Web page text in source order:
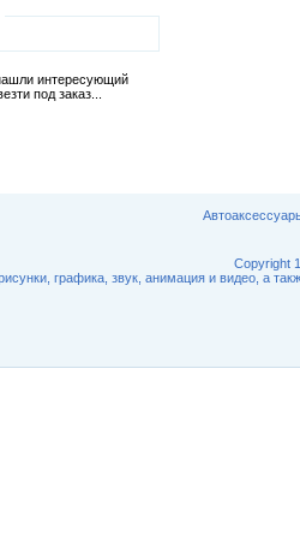
интересующий
под заказ...
Copyright
графика, звук, анимация и видео, а